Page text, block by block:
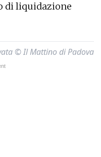
di liquidazione
© Il Mattino di Padova